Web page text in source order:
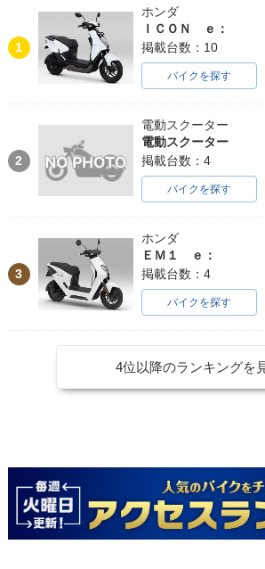
1
ホンダ
ＩＣＯＮ ｅ：
掲載台数：10
バイクを探す
2
電動スクーター
電動スクーター
掲載台数：4
バイクを探す
3
ホンダ
ＥＭ１ ｅ：
掲載台数：4
バイクを探す
4位以降のランキングを